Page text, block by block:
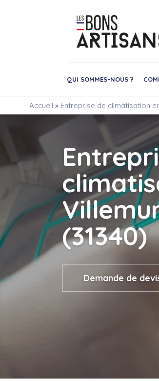
QUI SOMMES-NOUS ?
Accueil » Entreprise de climatisation
(31340)
Demande de